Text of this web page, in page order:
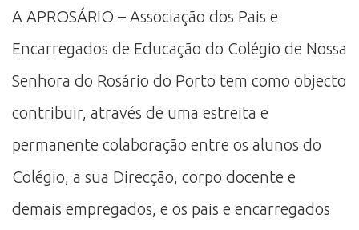
A APROSÁRIO – Associação dos Pais e
Encarregados de Educação do Colégio de Nossa
Senhora do Rosário do Porto tem como objecto
contribuir, através de uma estreita e
permanente colaboração entre os alunos do
Colégio, a sua Direcção, corpo docente e
demais empregados, e os pais e encarregados